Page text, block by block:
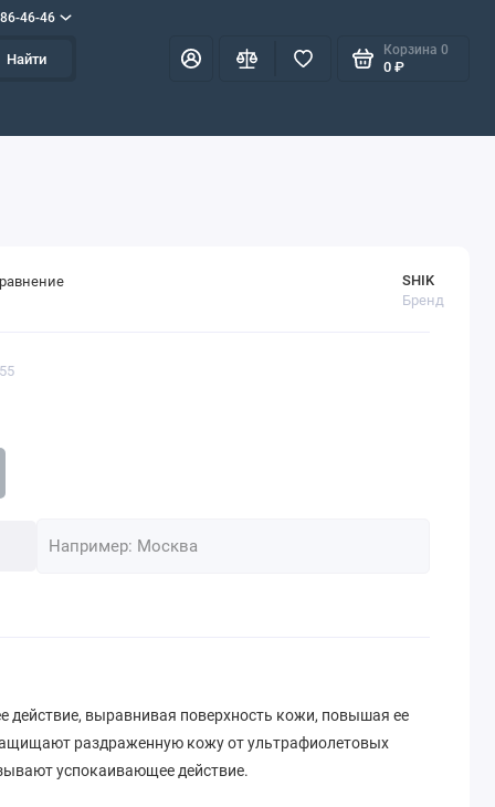
46-46
Найти
Корзина 0
0 ₽
SHIK
Бренд
выравнивая поверхность кожи, повышая ее
раздраженную кожу от ультрафиолетовых
успокаивающее действие.